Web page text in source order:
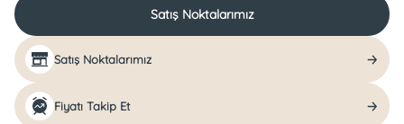
Satış Noktalarımız
Satış Noktalarımız
Fiyatı Takip Et